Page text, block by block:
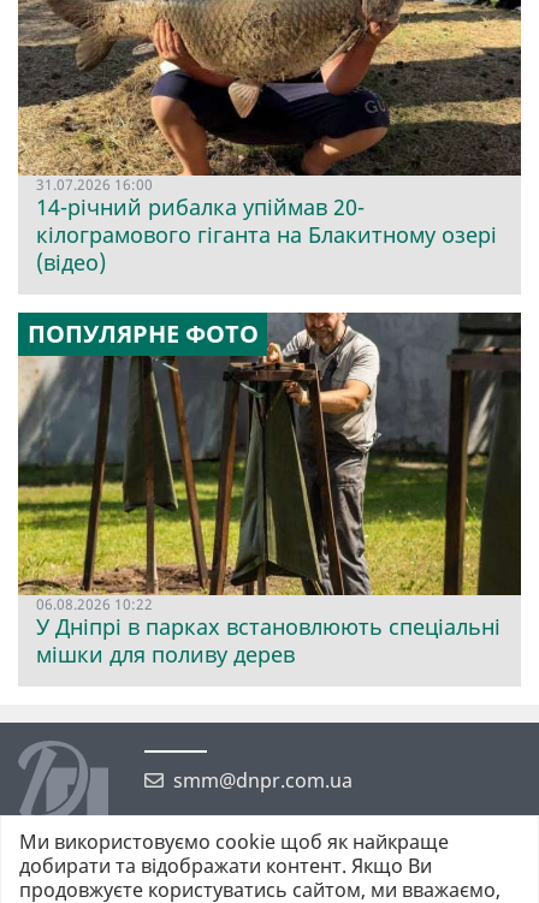
31.07.2026 16:00
14-річний рибалка упіймав 20-
кілограмового гіганта на Блакитному озері
(відео)
ПОПУЛЯРНЕ ФОТО
06.08.2026 10:22
У Дніпрі в парках встановлюють спеціальні
мішки для поливу дерев
smm@dnpr.com.ua
Ми використовуємо cookie щоб як найкраще
добирати та відображати контент. Якщо Ви
продовжуєте користуватись сайтом, ми вважаємо,